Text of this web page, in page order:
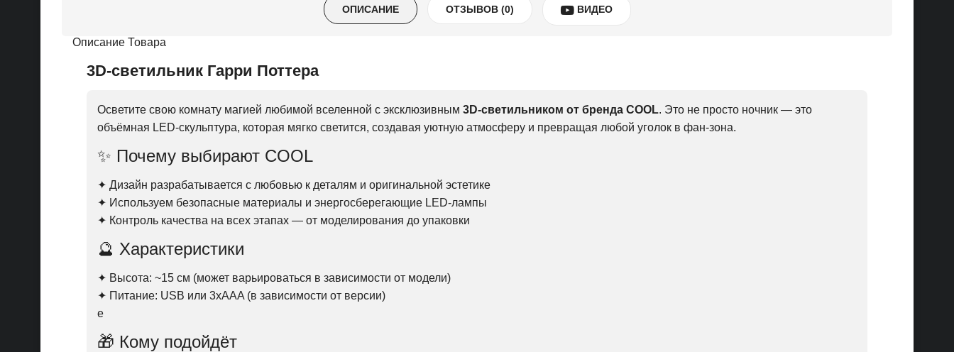
ОПИСАНИЕ ОТЗЫВОВ (0) ВИДЕО
Описание Товара
3D-светильник Гарри Поттера
Осветите свою комнату магией любимой вселенной с эксклюзивным 3D-светильником от бренда COOL. Это не просто ночник — это
объёмная LED-скульптура, которая мягко светится, создавая уютную атмосферу и превращая любой уголок в фан-зона.
✨ Почему выбирают COOL
✦ Дизайн разрабатывается с любовью к деталям и оригинальной эстетике
✦ Используем безопасные материалы и энергосберегающие LED-лампы
✦ Контроль качества на всех этапах — от моделирования до упаковки
🔮 Характеристики
✦ Высота: ~15 см (может варьироваться в зависимости от модели)
✦ Питание: USB или 3xAAA (в зависимости от версии)
е
🎁 Кому подойдёт